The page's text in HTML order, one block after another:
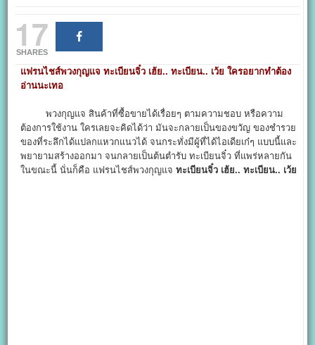
17
SHARES
แฟรนไชส์พวงกุญแจ ทะเบียนจิ๋ว เฮ้ย.. ทะเบียน.. เว้ย ใครอยากทำต้อง
อ่านนะเทอ
พวงกุญแจ สินค้าที่ซื้อขายได้เรื่อยๆ ตามความชอบ หรือความ
ต้องการใช้งาน ใครเลยจะคิดได้ว่า มันจะกลายเป็นของขวัญ ของชำรวย
ของที่ระลึกได้แปลกแหวกแนวได้ จนกระทั่งมีผู้ที่ได้ไอเดียเก๋ๆ แบบนี้และ
พยายามสร้างออกมา จนกลายเป็นต้นตำรับ ทะเบียนจิ๋ว ที่แพร่หลายกัน
ในขณะนี้ นั่นก็คือ แฟรนไชส์พวงกุญแจทะเบียนจิ๋ว เฮ้ย.. ทะเบียน.. เว้ย